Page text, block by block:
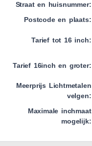
Straat en huisnummer:
Postcode en plaats:
Tarief tot 16 inch:
Tarief 16inch en groter:
Meerprijs Lichtmetalen
velgen:
Maximale inchmaat
mogelijk: